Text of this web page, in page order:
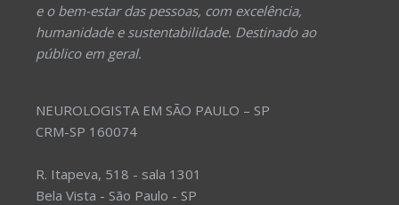
e o bem-estar das pessoas, com excelência,
humanidade e sustentabilidade. Destinado ao
público em geral.
NEUROLOGISTA EM SÃO PAULO – SP
CRM-SP 160074
R. Itapeva, 518 - sala 1301
Bela Vista - São Paulo - SP